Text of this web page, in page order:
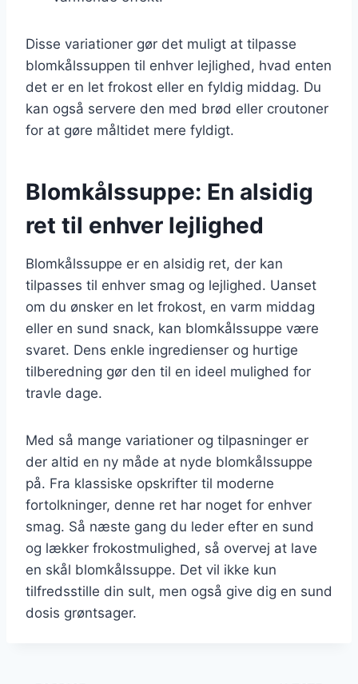
Disse variationer gør det muligt at tilpasse
blomkålssuppen til enhver lejlighed, hvad enten
det er en let frokost eller en fyldig middag. Du
kan også servere den med brød eller croutoner
for at gøre måltidet mere fyldigt.
Blomkålssuppe: En alsidig
ret til enhver lejlighed
Blomkålssuppe er en alsidig ret, der kan
tilpasses til enhver smag og lejlighed. Uanset
om du ønsker en let frokost, en varm middag
eller en sund snack, kan blomkålssuppe være
svaret. Dens enkle ingredienser og hurtige
tilberedning gør den til en ideel mulighed for
travle dage.
Med så mange variationer og tilpasninger er
der altid en ny måde at nyde blomkålssuppe
på. Fra klassiske opskrifter til moderne
fortolkninger, denne ret har noget for enhver
smag. Så næste gang du leder efter en sund
og lækker frokostmulighed, så overvej at lave
en skål blomkålssuppe. Det vil ikke kun
tilfredsstille din sult, men også give dig en sund
dosis grøntsager.